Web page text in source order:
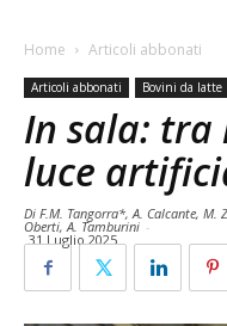
Home Articoli abbonati
Articoli abbonati Bovini da latte
In sala: tra
luce
Di F.M. Tangorra*, A. Calcante, M.
Oberti, A. Tamburini -
31 Luglio 2025